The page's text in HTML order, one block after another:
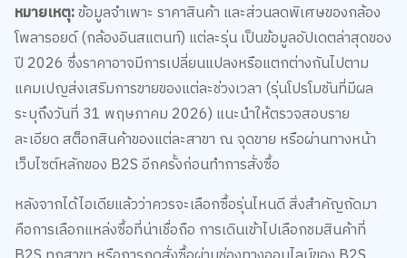
หมายเหตุ:ข้อมูลจำเพาะ ราคาสินค้า และส่วนลดพิเศษของกล้อง
โพลารอยด์ (กล้องอินสแตนท์) แต่ละรุ่น เป็นข้อมูลอัปเดตล่าสุดของ
ปี 2026 ซึ่งราคาอาจมีการเปลี่ยนแปลงหรือแตกต่างกันไปตาม
แคมเปญส่งเสริมการขายของแต่ละช่วงเวลา (รุ่นโปรโมชันที่มีผล
ระบุถึงวันที่ 31 พฤษภาคม 2026) แนะนำให้ตรวจสอบราย
ละเอียด สต็อกสินค้าของแต่ละสาขา ณ จุดขาย หรือผ่านทางหน้า
เว็บไซต์หลักของ B2S อีกครั้งก่อนทำการสั่งซื้อ
หลังจากได้ไอเดียแล้วว่าควรจะเลือกซื้อรุ่นไหนดี สิ่งสำคัญถัดมา
คือการเลือกแหล่งซื้อที่น่าเชื่อถือ การเดินเข้าไปเลือกชมสินค้าที่